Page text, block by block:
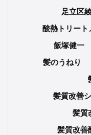
足立区
酸熱トリート
飯塚健一
髪のうねり
髪質改善
髪質
髪質改善